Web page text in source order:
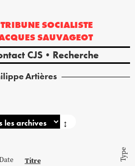
TRIBUNE SOCIALISTE
SAUVAGEOT
CJS Recherche
Artières
↕
Titre Type